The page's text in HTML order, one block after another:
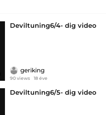
Deviltuning6/4- dig video
geriking
90 views 18 éve
Deviltuning6/5- dig video